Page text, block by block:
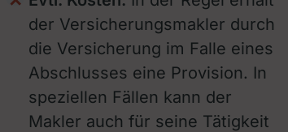
der Versicherungsmakler durch
die Versicherung im Falle eines
Abschlusses eine Provision. In
speziellen Fällen kann der
Makler auch für seine Tätigkeit